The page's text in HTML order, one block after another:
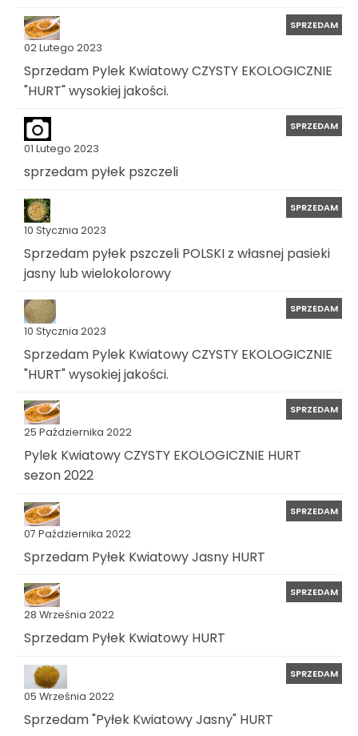
02 Lutego 2023
SPRZEDAM
Sprzedam Pylek Kwiatowy CZYSTY EKOLOGICZNIE
"HURT" wysokiej jakości.
01 Lutego 2023
SPRZEDAM
sprzedam pyłek pszczeli
10 Stycznia 2023
SPRZEDAM
Sprzedam pyłek pszczeli POLSKI z własnej pasieki
jasny lub wielokolorowy
10 Stycznia 2023
SPRZEDAM
Sprzedam Pylek Kwiatowy CZYSTY EKOLOGICZNIE
"HURT" wysokiej jakości.
25 Października 2022
SPRZEDAM
Pylek Kwiatowy CZYSTY EKOLOGICZNIE HURT
sezon 2022
07 Października 2022
SPRZEDAM
Sprzedam Pyłek Kwiatowy Jasny HURT
28 Września 2022
SPRZEDAM
Sprzedam Pyłek Kwiatowy HURT
05 Września 2022
SPRZEDAM
Sprzedam "Pyłek Kwiatowy Jasny" HURT